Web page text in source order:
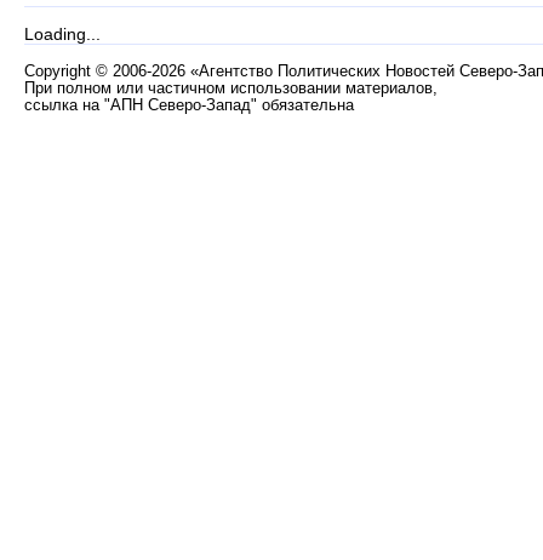
Loading...
Copyright © 2006-2026 «Агентство Политических Новостей Северо-
При полном или частичном использовании материалов,
ссылка на "АПН Северо-Запад" обязательна